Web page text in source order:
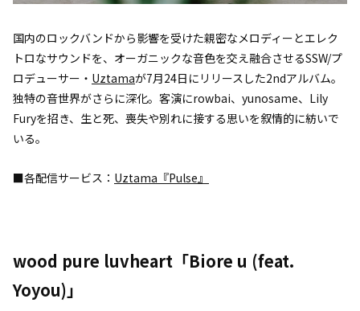
国内のロックバンドから影響を受けた親密なメロディーとエレク
トロなサウンドを、オーガニックな音色を交え融合させるSSW/プ
ロデューサー・ Uztamaが7月24日にリリースした2ndアルバム。
独特の音世界がさらに深化。客演にrowbai、yunosame、Lily
Furyを招き、生と死、喪失や別れに接する思いを叙情的に紡いで
いる。
■各配信サービス： Uztama『Pulse』
wood pure luvheart「Biore u (feat.
Yoyou)」